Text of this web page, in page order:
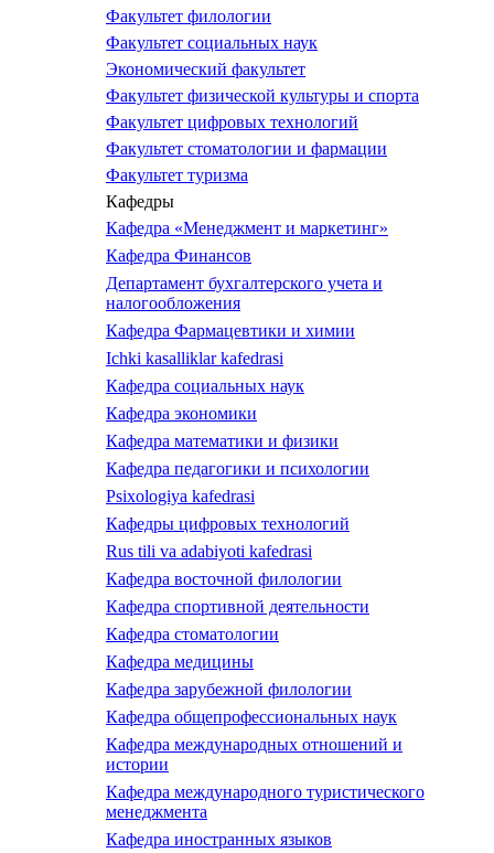
Факультет филологии
Факультет социальных наук
Экономический факультет
Факультет физической культуры и спорта
Факультет цифровых технологий
Факультет стоматологии и фармации
Факультет туризма
Кафедры
Кафедра «Менеджмент и маркетинг»
Кафедра Финансов
Департамент бухгалтерского учета и
налогообложения
Кафедра Фармацевтики и химии
Ichki kasalliklar kafedrasi
Кафедра социальных наук
Кафедра экономики
Кафедра математики и физики
Кафедра педагогики и психологии
Psixologiya kafedrasi
Кафедры цифровых технологий
Rus tili va adabiyoti kafedrasi
Кафедра восточной филологии
Кафедра спортивной деятельности
Кафедра стоматологии
Кафедра медицины
Кафедра зарубежной филологии
Кафедра общепрофессиональных наук
Кафедра международных отношений и
истории
Кафедра международного туристического
менеджмента
Кафедра иностранных языков